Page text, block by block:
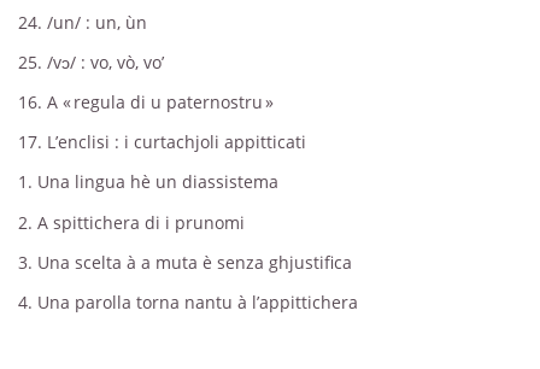
24. /un/ : un, ùn
25. /vɔ/ : vo, vò, vo’
16. A « regula di u paternostru »
17. L’enclisi : i curtachjoli appitticati
1. Una lingua hè un diassistema
2. A spittichera di i prunomi
3. Una scelta à a muta è senza ghjustifica
4. Una parolla torna nantu à l’appittichera